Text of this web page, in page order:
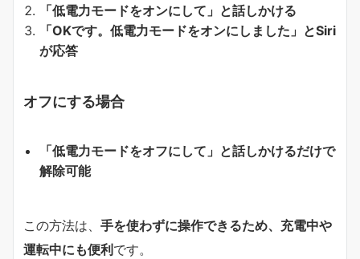
「低電力モードをオンにして」と話しかける
「OKです。低電力モードをオンにしました」とSiri
が応答
オフにする場合
「低電力モードをオフにして」と話しかけるだけで
解除可能
この方法は、 手を使わずに操作できるため、充電中や
運転中にも便利 です。